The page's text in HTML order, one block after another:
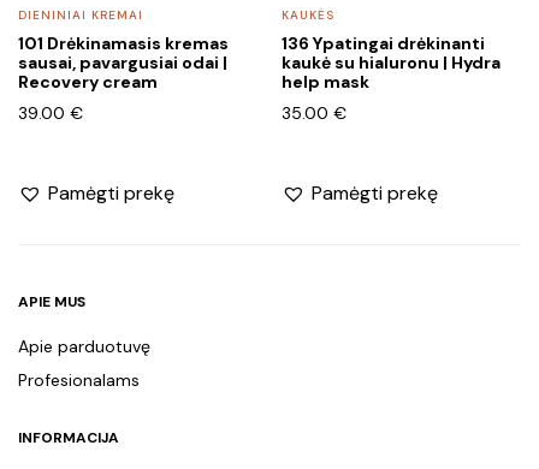
DIENINIAI KREMAI
101 Drėkinamasis kremas
sausai, pavargusiai odai |
Recovery cream
39.00 €
Pamėgti prekę
KAUKĖS
136 Ypatingai drėkinanti
kaukė su hialuronu | Hydra
help mask
35.00 €
Pamėgti prekę
APIE MUS
Apie parduotuvę
Profesionalams
INFORMACIJA